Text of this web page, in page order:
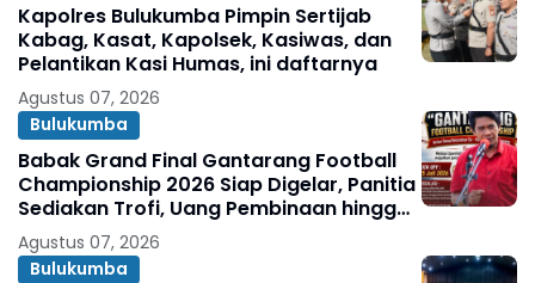
Kapolres Bulukumba Pimpin Sertijab
Kabag, Kasat, Kapolsek, Kasiwas, dan
Pelantikan Kasi Humas, ini daftarnya
Agustus 07, 2026
Bulukumba
Babak Grand Final Gantarang Football
Championship 2026 Siap Digelar, Panitia
Sediakan Trofi, Uang Pembinaan hingga
Penghargaan Individu
Agustus 07, 2026
Bulukumba